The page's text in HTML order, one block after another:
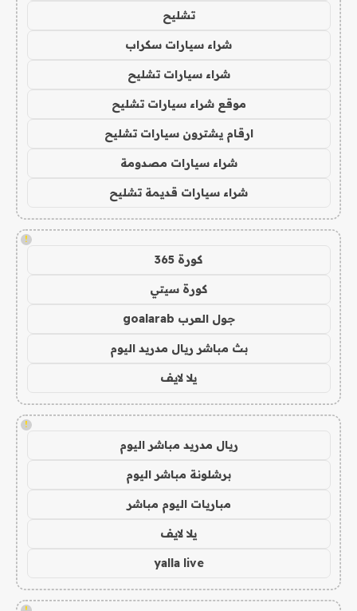
تشليح
شراء سيارات سكراب
شراء سيارات تشليح
موقع شراء سيارات تشليح
ارقام يشترون سيارات تشليح
شراء سيارات مصدومة
شراء سيارات قديمة تشليح
!
كورة 365
كورة سيتي
جول العرب goalarab
بث مباشر ريال مدريد اليوم
يلا لايف
!
ريال مدريد مباشر اليوم
برشلونة مباشر اليوم
مباريات اليوم مباشر
يلا لايف
yalla live